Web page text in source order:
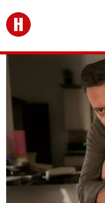
Перейти на главную